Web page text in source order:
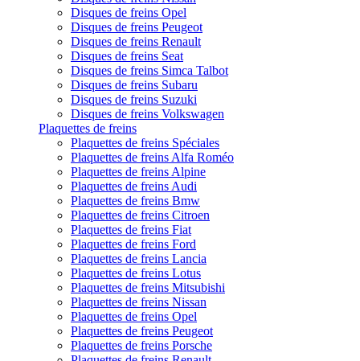
Disques de freins Opel
Disques de freins Peugeot
Disques de freins Renault
Disques de freins Seat
Disques de freins Simca Talbot
Disques de freins Subaru
Disques de freins Suzuki
Disques de freins Volkswagen
Plaquettes de freins
Plaquettes de freins Spéciales
Plaquettes de freins Alfa Roméo
Plaquettes de freins Alpine
Plaquettes de freins Audi
Plaquettes de freins Bmw
Plaquettes de freins Citroen
Plaquettes de freins Fiat
Plaquettes de freins Ford
Plaquettes de freins Lancia
Plaquettes de freins Lotus
Plaquettes de freins Mitsubishi
Plaquettes de freins Nissan
Plaquettes de freins Opel
Plaquettes de freins Peugeot
Plaquettes de freins Porsche